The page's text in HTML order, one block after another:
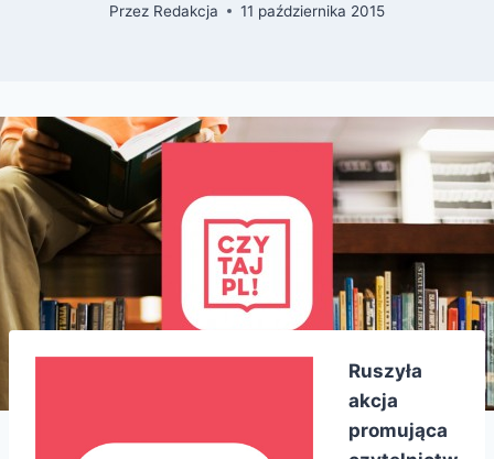
Przez Redakcja 11 października 2015
Ruszyła
akcja
promująca